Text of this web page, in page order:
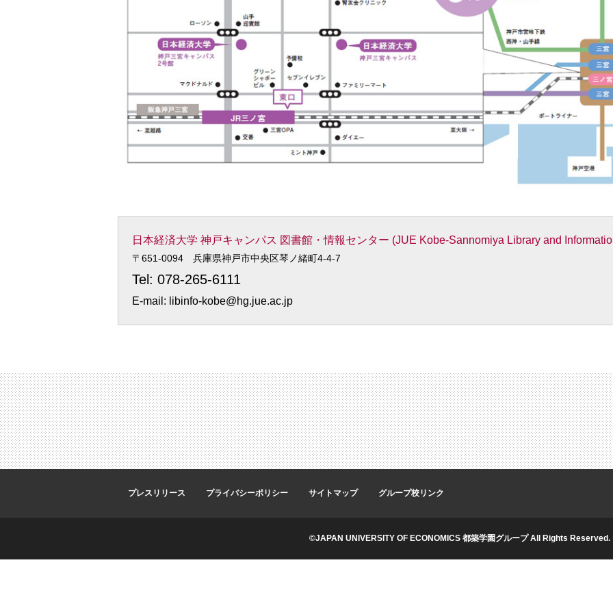
日本経済大学 神戸キャンパス 図書館・情報センター (JUE Kobe-Sannomiya Library and
〒651-0094 兵庫県神戸市中央区琴ノ緒町4-4-7
Tel: 078-265-6111
E-mail: libinfo-kobe@hg.jue.ac.jp
プレスリリース プライバシーポリシー サイトマップ グループ校リンク
©JAPAN UNIVERSITY OF ECONOMICS 都築学園グループ All Rights Reserved.